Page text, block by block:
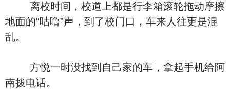
离校时间，校道上都是行李箱滚轮拖动摩擦
地面的“咕噜”声，到了校门口，车来人往更是混
乱。
方悦一时没找到自己家的车，拿起手机给阿
南拨电话。